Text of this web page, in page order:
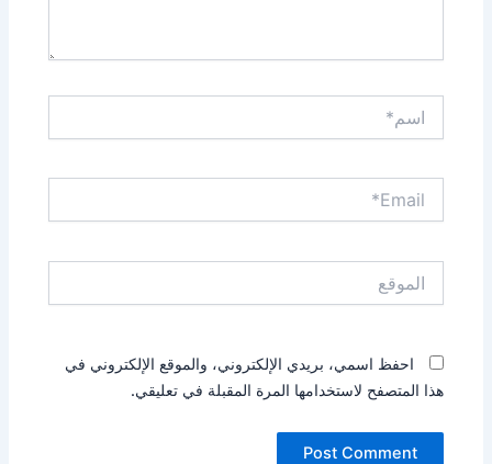
احفظ اسمي، بريدي الإلكتروني، والموقع الإلكتروني في
هذا المتصفح لاستخدامها المرة المقبلة في تعليقي.